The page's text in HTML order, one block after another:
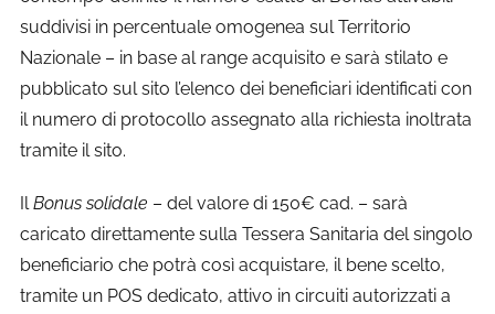
suddivisi in percentuale omogenea sul Territorio
Nazionale – in base al range acquisito e sarà stilato e
pubblicato sul sito l’elenco dei beneficiari identificati con
il numero di protocollo assegnato alla richiesta inoltrata
tramite il sito.
Il Bonus solidale – del valore di 150€ cad. – sarà
caricato direttamente sulla Tessera Sanitaria del singolo
beneficiario che potrà così acquistare, il bene scelto,
tramite un POS dedicato, attivo in circuiti autorizzati a